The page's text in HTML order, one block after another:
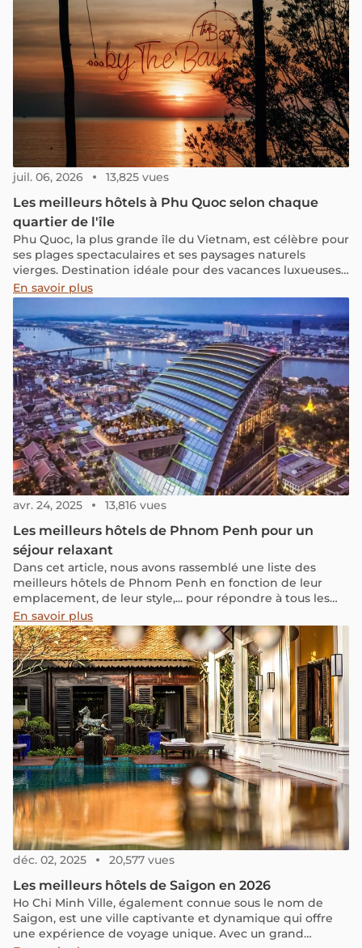
juil. 06, 2026 13,825 vues
Les meilleurs hôtels à Phu Quoc selon chaque
quartier de l'île
Phu Quoc, la plus grande île du Vietnam, est célèbre pour
ses plages spectaculaires et ses paysages naturels
vierges. Destination idéale pour des vacances luxueuses,
elle offre une large gamme d'hébergements—des hôtels
de luxe en bord de mer aux resorts exclusifs entourés de
nature luxuriante—pour tous les goûts et budgets. Dans
cet article, nous vous aidons à choisir l'hôtel idéal selon
les meilleurs quartiers de l'île, du village animé de Duong
Đong aux plages paisibles du nord et du sud.
En savoir plus
avr. 24, 2025 13,816 vues
Les meilleurs hôtels de Phnom Penh pour un
séjour relaxant
Dans cet article, nous avons rassemblé une liste des
meilleurs hôtels de Phnom Penh en fonction de leur
emplacement, de leur style,... pour répondre à tous les
besoins et les goûts. En plus de cela, nous partageons
des astuces pour économiser sur les coûts de votre
séjour.
En savoir plus
déc. 02, 2025 20,577 vues
Les meilleurs hôtels de Saigon en 2026
Ho Chi Minh Ville, également connue sous le nom de
Saigon, est une ville captivante et dynamique qui offre
une expérience de voyage unique. Avec un grand